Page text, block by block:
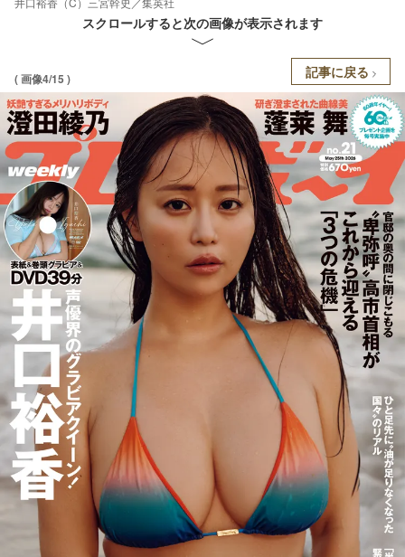
スクロールすると次の画像が表示されます
( 画像4/15 ) 記事に戻る